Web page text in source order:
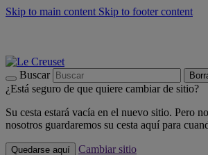
Skip to main content Skip to footer content
Buscar
¿Está seguro de que quiere cambiar de sitio?
Su cesta estará vacía en el nuevo sitio. Pero
nosotros guardaremos su cesta aquí para
Quedarse aquí
Cambiar sitio